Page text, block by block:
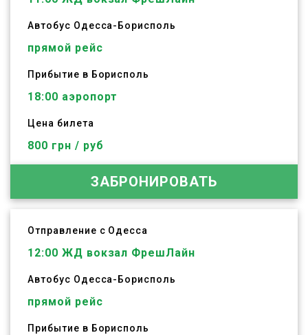
Автобус Одесса- Борисполь
прямой рейс
Прибытие в Борисполь
18:00 аэропорт
Цена билета
800 грн / руб
ЗАБРОНИРОВАТЬ
Отправление с Одесса
12:00 ЖД вокзал ФрешЛайн
Автобус Одесса- Борисполь
прямой рейс
Прибытие в Борисполь